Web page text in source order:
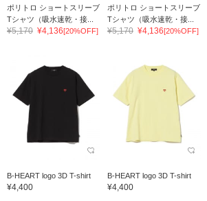
ポリトロ ショートスリーブ
Tシャツ（吸水速乾・接...
¥5,170 ¥4,136[20%OFF]
ポリトロ ショートスリーブ
Tシャツ（吸水速乾・接...
¥5,170 ¥4,136[20%OFF]
B-HEART logo 3D T-shirt
¥4,400
B-HEART logo 3D T-shirt
¥4,400